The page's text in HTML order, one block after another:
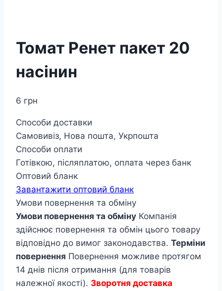
Томат Ренет пакет 20
насінин
6 грн
Способи доставки
Самовивіз, Нова пошта, Укрпошта
Способи оплати
Готівкою, післяплатою, оплата через банк
Оптовий бланк
Завантажити оптовий бланк
Умови повернення та обміну
Умови повернення та обміну Компанія
здійснює повернення та обмін цього товару
відповідно до вимог законодавства. Терміни
повернення Повернення можливе протягом
14 днів після отримання (для товарів
належної якості). Зворотня доставка